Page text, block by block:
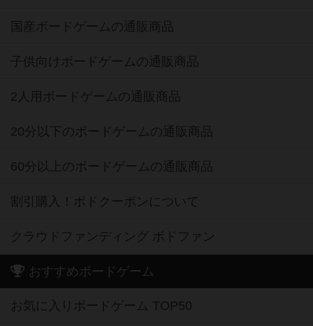
国産ボードゲームの通販商品
子供向けボードゲームの通販商品
2人用ボードゲームの通販商品
20分以下のボードゲームの通販商品
60分以上のボードゲームの通販商品
割引購入！ボドクーポンについて
クラウドファンディング ボドファン
おすすめボードゲーム
お気に入りボードゲーム TOP50